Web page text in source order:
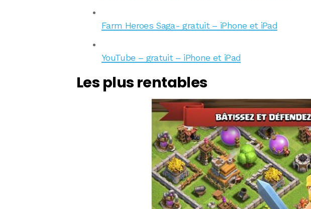
Farm Heroes Saga- gratuit – iPhone et iPad
YouTube – gratuit – iPhone et iPad
Les plus rentables